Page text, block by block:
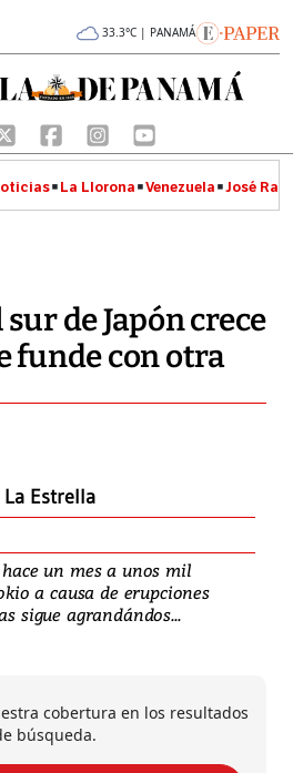
33.3°C | PANAMÁ
La Llorona Venezuela José
de Japón crece
funde con otra
Estrella
un mes a unos mil
a causa de erupciones
sigue agrandándos...
cobertura en los resultados
búsqueda.